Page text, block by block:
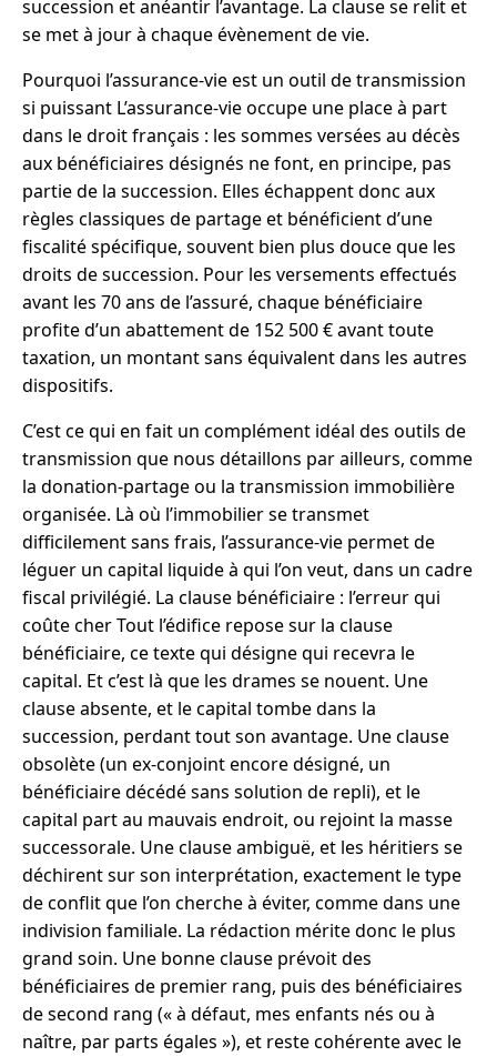
succession et anéantir l’avantage. La clause se relit et
se met à jour à chaque évènement de vie.
Pourquoi l’assurance-vie est un outil de transmission
si puissant L’assurance-vie occupe une place à part
dans le droit français : les sommes versées au décès
aux bénéficiaires désignés ne font, en principe, pas
partie de la succession. Elles échappent donc aux
règles classiques de partage et bénéficient d’une
fiscalité spécifique, souvent bien plus douce que les
droits de succession. Pour les versements effectués
avant les 70 ans de l’assuré, chaque bénéficiaire
profite d’un abattement de 152 500 € avant toute
taxation, un montant sans équivalent dans les autres
dispositifs.
C’est ce qui en fait un complément idéal des outils de
transmission que nous détaillons par ailleurs, comme
la donation-partage ou la transmission immobilière
organisée. Là où l’immobilier se transmet
difficilement sans frais, l’assurance-vie permet de
léguer un capital liquide à qui l’on veut, dans un cadre
fiscal privilégié. La clause bénéficiaire : l’erreur qui
coûte cher Tout l’édifice repose sur la clause
bénéficiaire, ce texte qui désigne qui recevra le
capital. Et c’est là que les drames se nouent. Une
clause absente, et le capital tombe dans la
succession, perdant tout son avantage. Une clause
obsolète (un ex-conjoint encore désigné, un
bénéficiaire décédé sans solution de repli), et le
capital part au mauvais endroit, ou rejoint la masse
successorale. Une clause ambiguë, et les héritiers se
déchirent sur son interprétation, exactement le type
de conflit que l’on cherche à éviter, comme dans une
indivision familiale. La rédaction mérite donc le plus
grand soin. Une bonne clause prévoit des
bénéficiaires de premier rang, puis des bénéficiaires
de second rang (« à défaut, mes enfants nés ou à
naître, par parts égales »), et reste cohérente avec le